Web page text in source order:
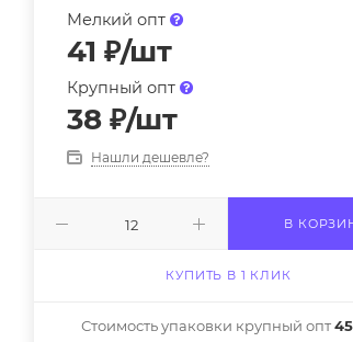
Мелкий опт
41 ₽/шт
Крупный опт
38 ₽/шт
Нашли дешевле?
В
КУПИТЬ В 1 КЛИК
Стоимость упаковки крупный опт